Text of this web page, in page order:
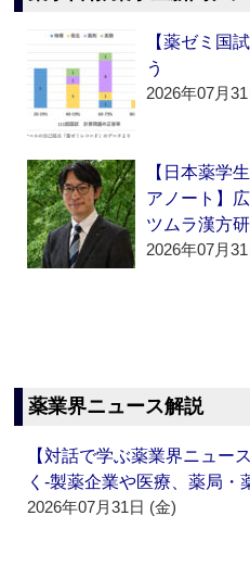
【薬ゼミ国
う
2026年07月
【日本薬学
アノート】
ツムラ漢方
2026年07月
薬業界ニュース解説
【対話で学ぶ薬業界ニュー
く‐製薬企業や医療、薬局
2026年07月31日 (金)